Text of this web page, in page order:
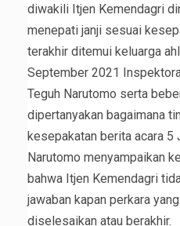
diwakili Itjen Kemendagri
menepati janji sesuai
terakhir ditemui keluarga
September 2021
Teguh Narutomo serta
dipertanyakan bagaimana
kesepakatan berita acara 5
Narutomo menyampaikan
bahwa Itjen Kemendagri
jawaban kapan perkara
diselesaikan atau berakhir.